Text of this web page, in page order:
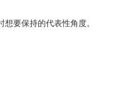
想要保持的代表性角度。